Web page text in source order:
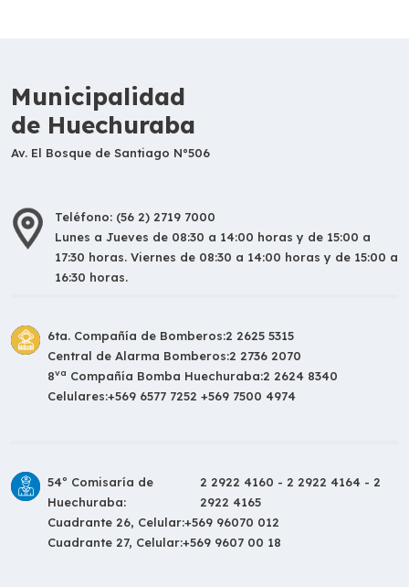
Municipalidad
de Huechuraba
Av. El Bosque de Santiago N°506
Teléfono: (56 2) 2719 7000
Lunes a Jueves de 08:30 a 14:00 horas y de 15:00 a
17:30 horas. Viernes de 08:30 a 14:00 horas y de 15:00 a
16:30 horas.
6ta. Compañía de Bomberos:2 2625 5315
Central de Alarma Bomberos:2 2736 2070
8va Compañía Bomba Huechuraba:2 2624 8340
Celulares:+569 6577 7252 +569 7500 4974
54º Comisaría de
Huechuraba:
2 2922 4160 - 2 2922 4164 - 2
2922 4165
Cuadrante 26, Celular:+569 96070 012
Cuadrante 27, Celular:+569 9607 00 18